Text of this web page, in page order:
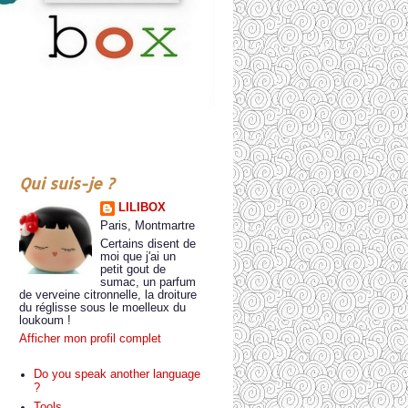
Qui suis-je ?
LILIBOX
Paris, Montmartre
Certains disent de
moi que j'ai un
petit gout de
sumac, un parfum
de verveine citronnelle, la droiture
du réglisse sous le moelleux du
loukoum !
Afficher mon profil complet
Do you speak another language
?